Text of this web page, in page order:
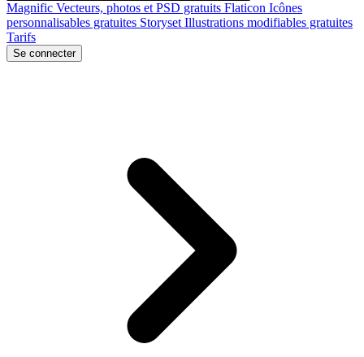
Magnific Vecteurs, photos et PSD gratuits Flaticon Icônes
personnalisables gratuites Storyset Illustrations modifiables gratuites
Tarifs
Se connecter